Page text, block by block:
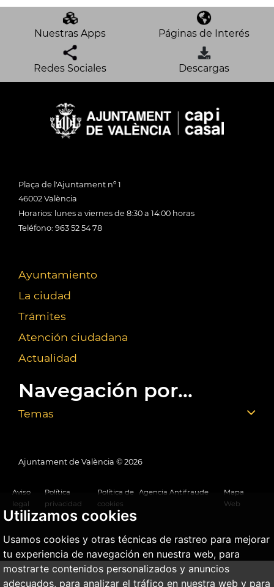
Utilizamos cookies
Usamos cookies y otras técnicas de rastreo para mejorar
tu experiencia de navegación en nuestra web, para
mostrarte contenidos personalizados y anuncios
adecuados, para analizar el tráfico en nuestra web y para
Nuestras Apps Páginas de Interés
Redes Sociales Descargas
Plaça de l'Ajuntament nº 1
46002 València
Horarios: lunes a viernes de 8:30 a 14:00 horas
Teléfono: 963 52 54 78
Ayuntamiento
La ciudad
Trámites
Atención ciudadana
Actualidad
Navegación por...
Temas
Ajuntament de València © 2026
Aviso
legal
Política
privacidad
Política de
cookies
Agencia Antifraude
Mapa
Web